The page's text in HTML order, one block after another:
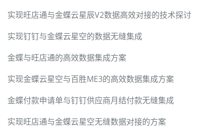
实现旺店通与金蝶云星辰V2数据高效对接的技术探讨
实现钉钉与金蝶云星空的数据无缝集成
金蝶与旺店通的高效数据集成方案
实现金蝶云星空与百胜ME3的高效数据集成方案
金蝶付款申请单与钉钉供应商月结付款无缝集成
实现旺店通与金蝶云星空无缝数据对接的方案